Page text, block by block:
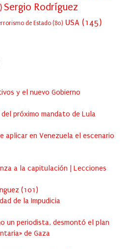
Sergio Rodríguez
de Estado (80) USA (145)
y el nuevo Gobierno
próximo mandato de Lula
aplicar en Venezuela el escenario
a la capitulación | Lecciones
(101 )
de la Impudicia
un periodista, desmontó el plan
de Gaza